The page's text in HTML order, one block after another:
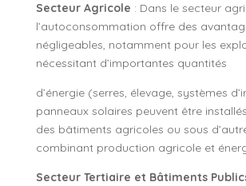
Secteur Agricole : Dans le secteur
l’autoconsommation offre des
négligeables, notamment pour les
nécessitant d’importantes quantités
d’énergie (serres, élevage, systèmes
panneaux solaires peuvent être
des bâtiments agricoles ou sous
combinant production agricole et
Secteur Tertiaire et Bâtiments